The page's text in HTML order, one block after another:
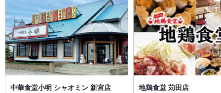
中華食堂小明 シャオミン 新宮店 地鶏食堂 苅田店